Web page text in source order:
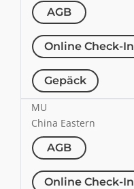
AGB
Online Check-In
Gepäck
MU
China Eastern
AGB
Online Check-In